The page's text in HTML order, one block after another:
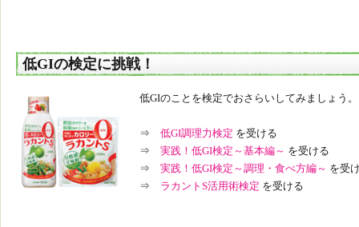
低GIの検定に挑戦！
低GIのことを検定でおさらいしてみましょう。
⇒ 低GI調理力検定 を受ける
⇒ 実践！低GI検定～基本編～ を受ける
⇒ 実践！低GI検定～調理・食べ方編～ を受
⇒ ラカントS活用術検定 を受ける